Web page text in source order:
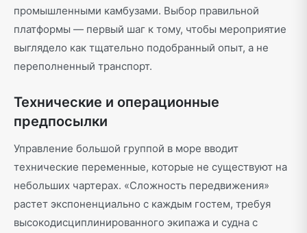
промышленными камбузами. Выбор правильной
платформы — первый шаг к тому, чтобы мероприятие
выглядело как тщательно подобранный опыт, а не
переполненный транспорт.
Технические и операционные
предпосылки
Управление большой группой в море вводит
технические переменные, которые не существуют на
небольших чартерах. «Сложность передвижения»
растет экспоненциально с каждым гостем, требуя
высокодисциплинированного экипажа и судна с